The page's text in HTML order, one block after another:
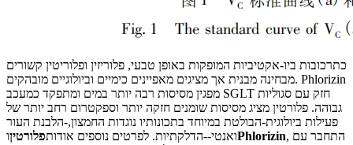
כתרכובות ביו-אקטיביות המופקות באופן טבעי, פלוריזין ופלוריטין קשורים
מבחינה מבנית אך מציגים מאפיינים כימיים וביולוגיים מובהקים. Phlorizin
מפגין מסיסות רבה יותר במים ומתפקד כמעכב SGLT חזק עם סגוליות
גבוהה. פלורטין מציג מסיסות שומנים חזקה יותר וספקטרום רחב יותר של
פעילות ביולוגית-הבולטת במיוחד בתכונותיו נוגדות החמצון,-הלבנת העור
ואנטי--הדלקתיות. לפרטים נוספים אודותפלורטיןו Phlorizin, התחבר עם